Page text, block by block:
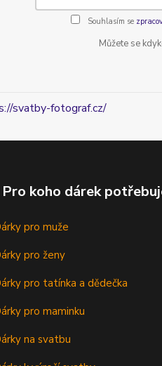
Souhlasím se
Můžete se
svatby-fotograf.cz/
Pro koho dárek
pro muže
pro ženy
pro tatínka a dědečka
pro maminku
na svatbu